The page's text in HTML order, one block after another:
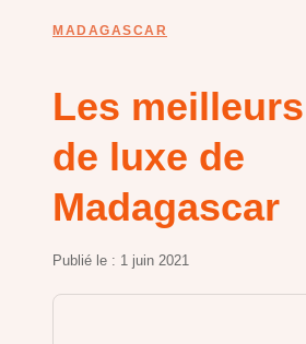
MADAGASCAR
Les
de luxe de
Madagascar
Publié le : 1 juin 2021